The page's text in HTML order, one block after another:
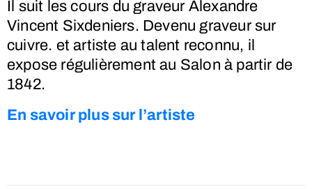
Il suit les cours du graveur Alexandre
Vincent Sixdeniers. Devenu graveur sur
cuivre. et artiste au talent reconnu, il
expose régulièrement au Salon à partir de
1842.
En savoir plus sur l’artiste